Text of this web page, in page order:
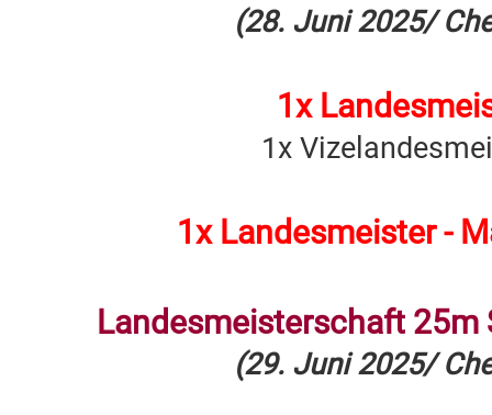
(28. Juni 2025/
1x
1x
1x Landesmeister -
Landesmeisterschaft 25m
(29. Juni 2025/